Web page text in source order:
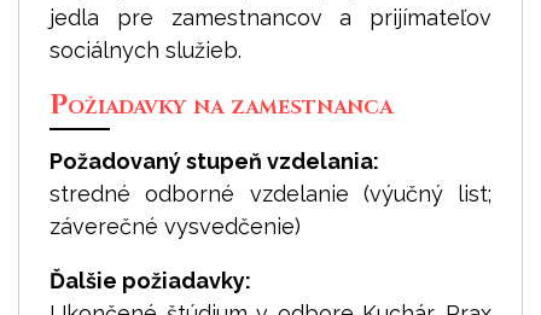
jedla pre zamestnancov a prijímateľov
sociálnych služieb.
Požiadavky na zamestnanca
Požadovaný stupeň vzdelania:
stredné odborné vzdelanie (výučný list;
záverečné vysvedčenie)
Ďalšie požiadavky: